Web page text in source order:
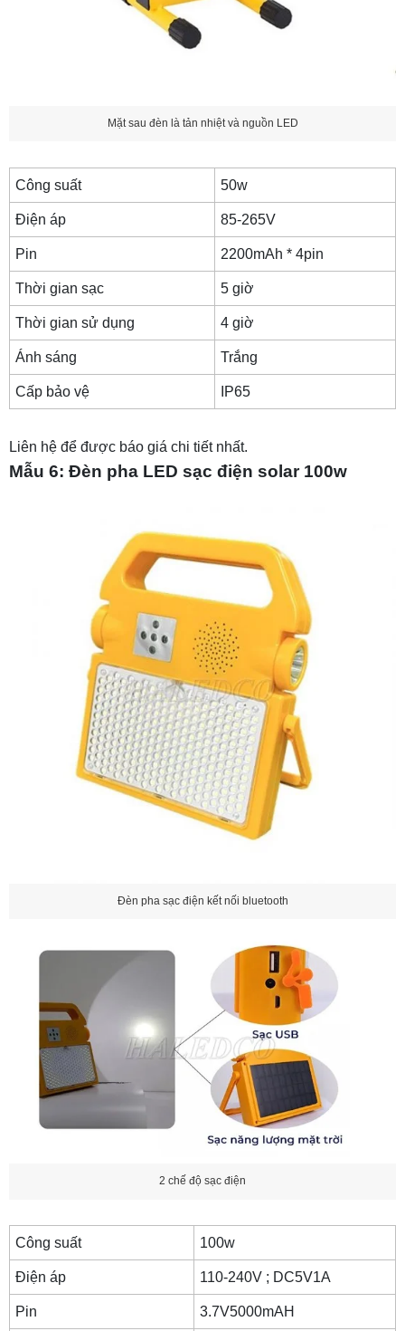
Mặt sau đèn là tản nhiệt và nguồn LED
Công suất 50w
Điện áp 85-265V
Pin 2200mAh * 4pin
Thời gian sạc 5 giờ
Thời gian sử dụng 4 giờ
Ánh sáng Trắng
Cấp bảo vệ IP65
Liên hệ để được báo giá chi tiết nhất.
Mẫu 6: Đèn pha LED sạc điện solar 100w
Đèn pha sạc điện kết nối bluetooth
2 chế độ sạc điện
Công suất 100w
Điện áp 110-240V ; DC5V1A
Pin 3.7V5000mAH